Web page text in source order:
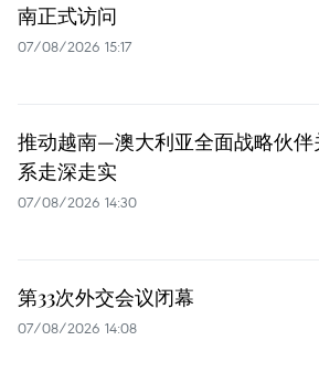
南正式访问
07/08/2026 15:17
推动越南—澳大利亚全面战略伙伴
系走深走实
07/08/2026 14:30
第33次外交会议闭幕
07/08/2026 14:08